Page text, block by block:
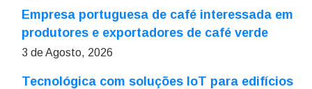
Empresa portuguesa de café interessada em
produtores e exportadores de café verde
3 de Agosto, 2026
Tecnológica com soluções IoT para edifícios